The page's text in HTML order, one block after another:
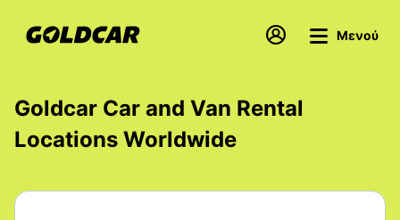
Μενού
Goldcar Car and Van Rental
Locations Worldwide